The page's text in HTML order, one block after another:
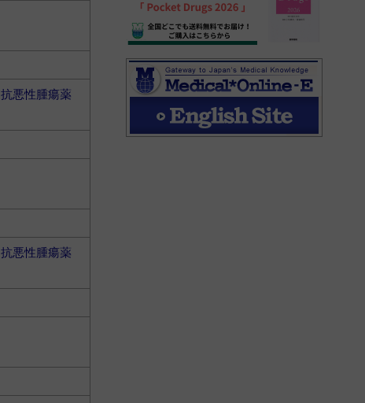
抗悪性腫瘍薬
抗悪性腫瘍薬